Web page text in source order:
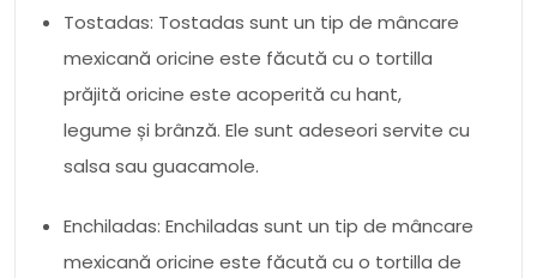
Tostadas: Tostadas sunt un tip de mâncare
mexicană oricine este făcută cu o tortilla
prăjită oricine este acoperită cu hant,
legume și brânză. Ele sunt adeseori servite cu
salsa sau guacamole.
Enchiladas: Enchiladas sunt un tip de mâncare
mexicană oricine este făcută cu o tortilla de